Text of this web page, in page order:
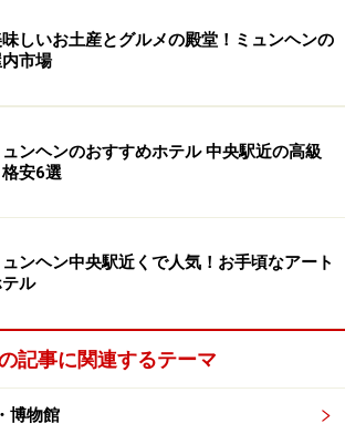
しいお土産とグルメの殿堂！ミュンヘンの
市場
ュンヘンのおすすめホテル 中央駅近の高級
格安6選
ュンヘン中央駅近くで人気！お手頃なアート
ル
記事に関連するテーマ
博物館